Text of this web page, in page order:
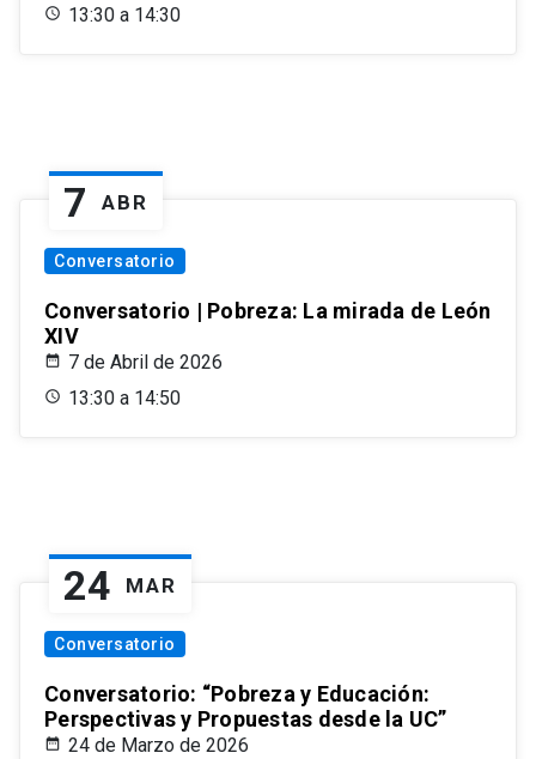
13:30 a 14:30
7 ABR
Conversatorio
Conversatorio | Pobreza: La mirada de León
XIV
7 de Abril de 2026
13:30 a 14:50
24 MAR
Conversatorio
Conversatorio: “Pobreza y Educación:
Perspectivas y Propuestas desde la UC”
24 de Marzo de 2026